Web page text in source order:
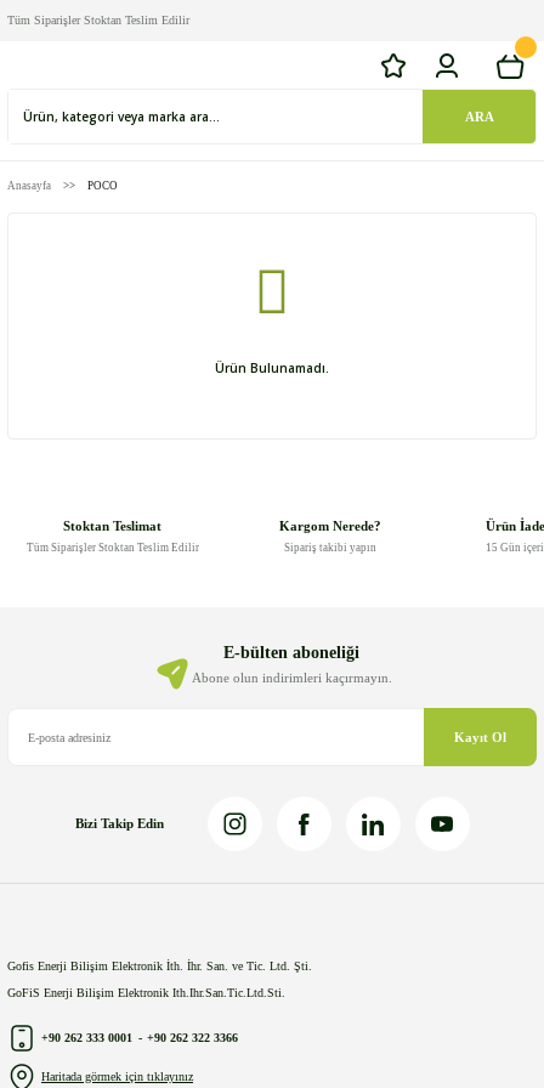
Tüm Siparişler Stoktan Teslim Edilir
ARA
Anasayfa POCO
Ürün Bulunamadı.
Stoktan Teslimat
Tüm Siparişler Stoktan Teslim Edilir
Kargom Nerede?
Sipariş takibi yapın
Ürün
15 Gün
E-bülten aboneliği
Abone olun indirimleri kaçırmayın.
Kayıt Ol
Bizi Takip Edin
Gofis Enerji Bilişim Elektronik İth. İhr. San. ve Tic. Ltd. Şti.
GoFiS Enerji Bilişim Elektronik Ith.Ihr.San.Tic.Ltd.Sti.
+90 262 333 0001 - +90 262 322 3366
Haritada görmek için tıklayınız